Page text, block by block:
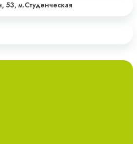
53, м.Студенческая